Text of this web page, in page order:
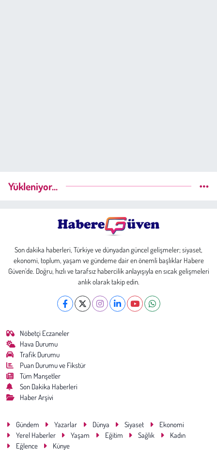
Yükleniyor...
Son dakika haberleri, Türkiye ve dünyadan güncel gelişmeler; siyaset,
ekonomi, toplum, yaşam ve gündeme dair en önemli başlıklar Habere
Güven’de. Doğru, hızlı ve tarafsız habercilik anlayışıyla en sıcak gelişmeleri
anlık olarak takip edin.
Nöbetçi Eczaneler
Hava Durumu
Trafik Durumu
Puan Durumu ve Fikstür
Tüm Manşetler
Son Dakika Haberleri
Haber Arşivi
Gündem Yazarlar Dünya Siyaset
Ekonomi
Yerel Haberler
Yaşam Eğitim Sağlık
Kadın
Eğlence
Künye